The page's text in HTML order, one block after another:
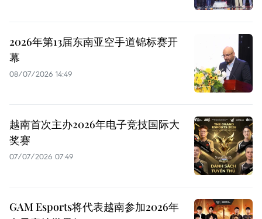
2026年第13届东南亚空手道锦标赛开
幕
08/07/2026 14:49
越南首次主办2026年电子竞技国际大
奖赛
07/07/2026 07:49
GAM Esports将代表越南参加2026年